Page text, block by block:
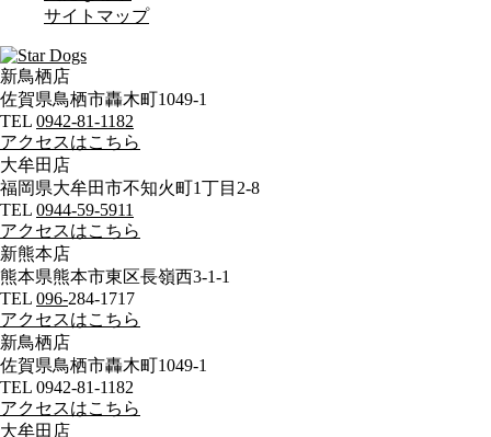
サイトマップ
新鳥栖店
佐賀県鳥栖市轟木町1049-1
TEL 0942-81-1182
アクセスはこちら
大牟田店
福岡県大牟田市不知火町1丁目2-8
TEL 0944-59-5911
アクセスはこちら
新熊本店
熊本県熊本市東区長嶺西3-1-1
TEL 096-284-1717
アクセスはこちら
新鳥栖店
佐賀県鳥栖市轟木町1049-1
TEL 0942-81-1182
アクセスはこちら
大牟田店